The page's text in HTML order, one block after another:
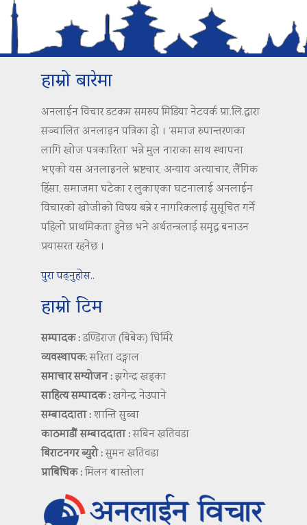
हाम्रो बारेमा
अनलाईन विचार डटकम समरुप मिडिया नेटवर्क प्रा.लि.द्वारा
सञ्चालित अनलाइन पत्रिका हो । ‘समाज रुपान्तरणका
लागि खोज पत्रकारिता’ भन्ने मुल नाराका साथ स्थापना
भएको यस अनलाइनले भ्रष्टचार, अन्याय अत्याचार, लैंगिक
हिंसा, समाजमा घटेका र लुकाएका घटनालाई अनलाईन
विचारको खोजीको विषय बन्ने र नागरिकलाई सुसूचित गर्ने
पहिलो प्राथमिकता हुनेछ भने अर्थतन्त्रलाई समृद्ध बनाउन
प्रयासरत रहनेछ ।
पुरा पढ्नुहोस..
हाम्रो टिम
सम्पादक :डण्डिराज (बिबेक) घिमिरे
व्यवस्थापक:सरिता दङ्गाल
समाचार सम्योजन :झगेन्द्र खड्का
साहित्य सम्पादक :खगेन्द्र नेउपाने
सम्बाददाता :शान्ति सुब्बा
काठमाडौं सम्बाददाता :सबिन खतिवडा
बिराटनगर ब्युरो :सुमन खतिवडा
प्राबिधिक :मिलन बास्तोला